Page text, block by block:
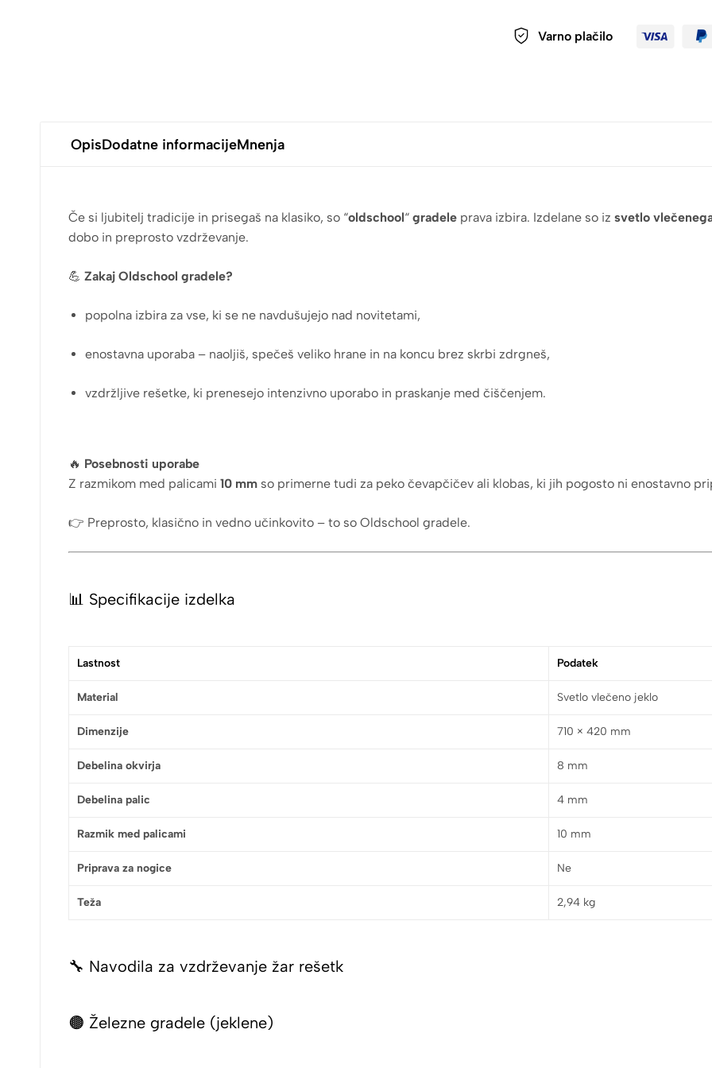
Varno plačilo
OpisDodatne informacijeMnenja
Če si ljubitelj tradicije in prisegaš na klasiko, so “oldschool“ gradele prava izbira. Izdelane so iz svetlo
dobo in preprosto vzdrževanje.
💪 Zakaj Oldschool gradele?
popolna izbira za vse, ki se ne navdušujejo nad novitetami,
enostavna uporaba – naoljiš, spečeš veliko hrane in na koncu brez skrbi zdrgneš,
vzdržljive rešetke, ki prenesejo intenzivno uporabo in praskanje med čiščenjem.
🔥 Posebnosti uporabe
Z razmikom med palicami 10 mm so primerne tudi za peko čevapčičev ali klobas, ki jih pogosto ni enostavno
👉 Preprosto, klasično in vedno učinkovito – to so Oldschool gradele.
📊 Specifikacije izdelka
Lastnost Podatek
Material Svetlo vlečeno jeklo
Dimenzije 710 × 420 mm
Debelina okvirja 8 mm
Debelina palic 4 mm
Razmik med palicami 10 mm
Priprava za nogice Ne
Teža 2,94 kg
🔧 Navodila za vzdrževanje žar rešetk
🟤 Železne gradele (jeklene)